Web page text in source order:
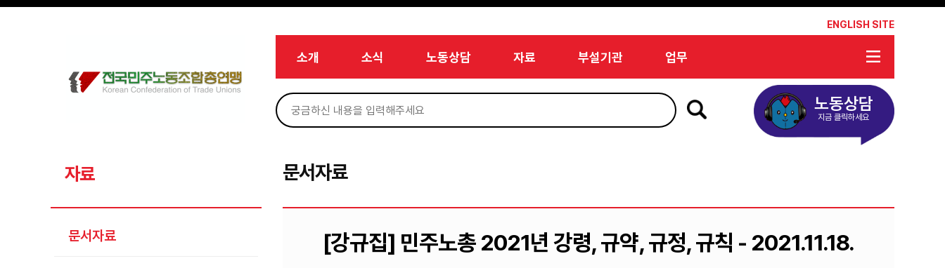
메뉴 건너뛰기
ENGLISH SITE
소개 소식 노동상담 자료 부설기관 업무
노동상담
지금 클릭하세요
자료
문서자료
문서자료
[강규집] 민주노총 2021년 강령, 규약, 규정, 규칙 - 2021.11.18.
Sketchbook5, 스케치북5